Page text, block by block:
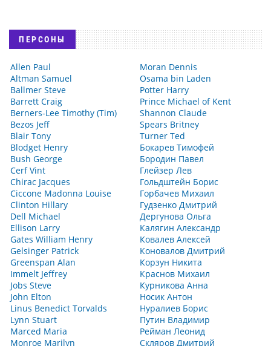
ПЕРСОНЫ
Allen Paul
Altman Samuel
Ballmer Steve
Barrett Craig
Berners-Lee Timothy (Tim)
Bezos Jeff
Blair Tony
Blodget Henry
Bush George
Cerf Vint
Chirac Jacques
Ciccone Madonna Louise
Clinton Hillary
Dell Michael
Ellison Larry
Gates William Henry
Gelsinger Patrick
Greenspan Alan
Immelt Jeffrey
Jobs Steve
John Elton
Linus Benedict Torvalds
Lynn Stuart
Marced Maria
Monroe Marilyn
Moran Dennis
Osama bin Laden
Potter Harry
Prince Michael of Kent
Shannon Claude
Spears Britney
Turner Ted
Бокарев Тимофей
Бородин Павел
Глейзер Лев
Гольдштейн Борис
Горбачев Михаил
Гудзенко Дмитрий
Дергунова Ольга
Калягин Александр
Ковалев Алексей
Коновалов Дмитрий
Корзун Никита
Краснов Михаил
Курникова Анна
Носик Антон
Нуралиев Борис
Путин Владимир
Рейман Леонид
Скляров Дмитрий